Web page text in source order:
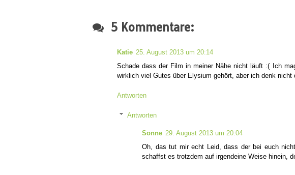
5 Kommentare:
Katie 25. August 2013 um 20:14
Schade dass der Film in meiner Nähe nicht läuft :( Ich
wirklich viel Gutes über Elysium gehört, aber ich denk
Antworten
Antworten
Sonne 29. August 2013 um 20:04
Oh, das tut mir echt Leid, dass der bei euch
schaffst es trotzdem auf irgendeine Weise hinein,